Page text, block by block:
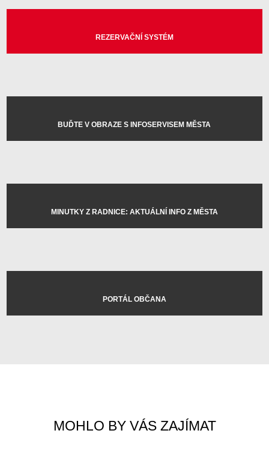
REZERVAČNÍ SYSTÉM
BUĎTE V OBRAZE S INFOSERVISEM MĚSTA
MINUTKY Z RADNICE: AKTUÁLNÍ INFO Z MĚSTA
PORTÁL OBČANA
MOHLO BY VÁS ZAJÍMAT